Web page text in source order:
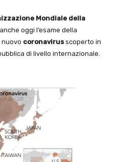
Mondiale della
oggi l’esame della
nuovo coronavirusscoperto in
di livello internazionale.